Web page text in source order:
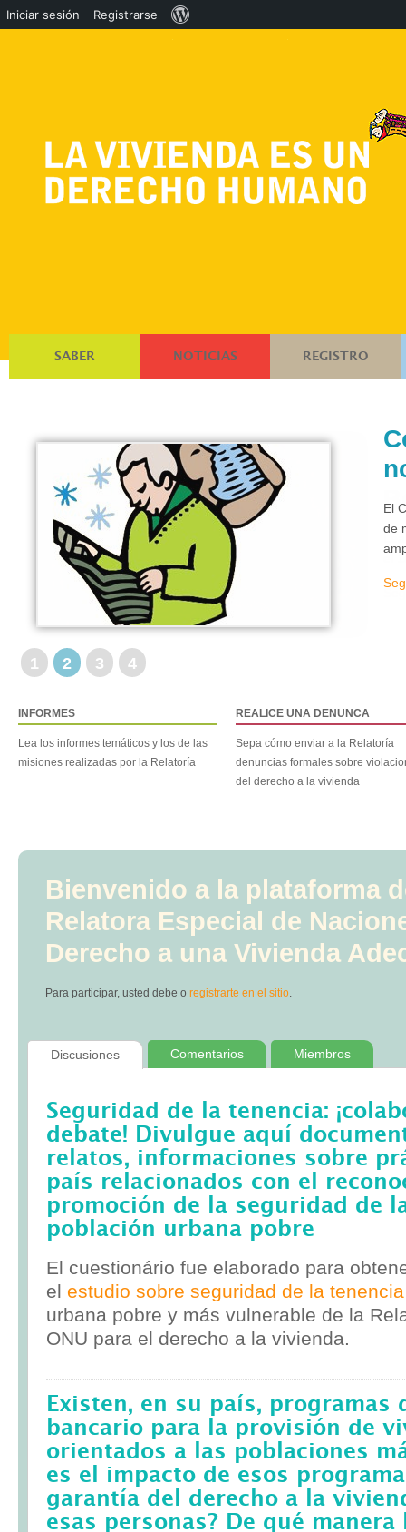
SABER NOTICIAS REGISTRO
El
de
1 2 3 4
INFORMES
Lea los informes temáticos y los de las
misiones realizadas por la Relatoría
REALICE UNA DENUNCA
Sepa cómo enviar a la Relatoría
denuncias formales sobre
del derecho a la vivienda
Bienvenido a la plataforma
Relatora Especial de
Derecho a una Vivienda
Para participar, usted debe o registrarte en el sitio.
Discusiones Comentarios Miembros
Seguridad de la tenencia:
debate! Divulgue aquí
relatos, informaciones sobre
país relacionados con el
promoción de la seguridad de
población urbana pobre
El cuestionário fue elaborado para
el estudio sobre seguridad de la tenencia
urbana pobre y más vulnerable de la
ONU para el derecho a la vivienda.
Existen, en su país, programas
bancario para la provisión de
orientados a las poblaciones
es el impacto de esos
garantía del derecho a la
esas personas? De qué
Iniciar sesión Registrarse